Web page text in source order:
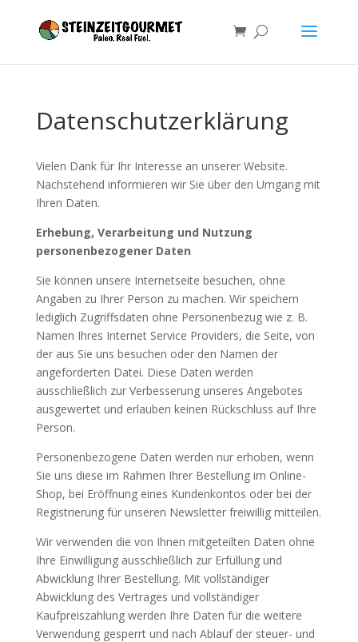
Datenschutzerklärung
Vielen Dank für Ihr Interesse an unserer Website.
Nachstehend informieren wir Sie über den Umgang mit
Ihren Daten.
Erhebung, Verarbeitung und Nutzung
personenbezogener Daten
Sie können unsere Internetseite besuchen, ohne
Angaben zu Ihrer Person zu machen. Wir speichern
lediglich Zugriffsdaten ohne Personenbezug wie z. B.
Namen Ihres Internet Service Providers, die Seite, von
der aus Sie uns besuchen oder den Namen der
angeforderten Datei. Diese Daten werden
ausschließlich zur Verbesserung unseres Angebotes
ausgewertet und erlauben keinen Rückschluss auf Ihre
Person.
Personenbezogene Daten werden nur erhoben, wenn
Sie uns diese im Rahmen Ihrer Bestellung im Online-
Shop, bei Eröffnung eines Kundenkontos oder bei der
Registrierung für unseren Newsletter freiwillig mitteilen.
Wir verwenden die von Ihnen mitgeteilten Daten ohne
Ihre Einwilligung ausschließlich zur Erfüllung und
Abwicklung Ihrer Bestellung. Mit vollständiger
Abwicklung des Vertrages und vollständiger
Kaufpreiszahlung werden Ihre Daten für die weitere
Verwendung gesperrt und nach Ablauf der steuer- und